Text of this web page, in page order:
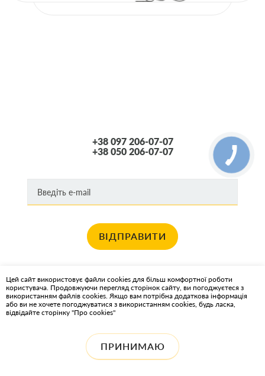
+38 097 206-07-07
+38 050 206-07-07
ВІДПРАВИТИ
КАРТА САЙТА
Цей сайт використовує файли cookies для більш комфортної роботи
користувача. Продовжуючи перегляд сторінок сайту, ви погоджуєтеся з
використанням файлів cookies. Якщо вам потрібна додаткова інформація
або ви не хочете погоджуватися з використанням cookies, будь ласка,
відвідайте сторінку "Про cookies"
ПРИНИМАЮ